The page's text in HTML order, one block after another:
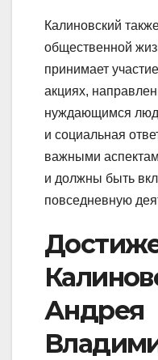
Калиновский
общественной
принимает
акциях,
нуждающимся
и социальная
важными
и должны быть
повседневную
Андрея